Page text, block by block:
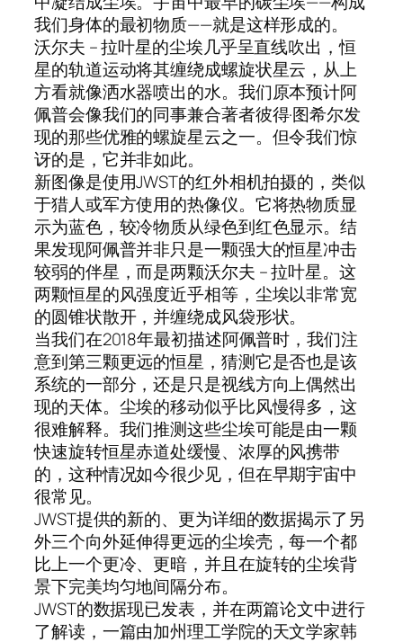
我们身体的最初物质——就是这样形成的。
沃尔夫 – 拉叶星的尘埃几乎呈直线吹出，恒
星的轨道运动将其缠绕成螺旋状星云，从上
方看就像洒水器喷出的水。我们原本预计阿
佩普会像我们的同事兼合著者彼得·图希尔发
现的那些优雅的螺旋星云之一。但令我们惊
讶的是，它并非如此。
新图像是使用JWST的红外相机拍摄的，类似
于猎人或军方使用的热像仪。它将热物质显
示为蓝色，较冷物质从绿色到红色显示。结
果发现阿佩普并非只是一颗强大的恒星冲击
较弱的伴星，而是两颗沃尔夫 – 拉叶星。这
两颗恒星的风强度近乎相等，尘埃以非常宽
的圆锥状散开，并缠绕成风袋形状。
当我们在2018年最初描述阿佩普时，我们注
意到第三颗更远的恒星，猜测它是否也是该
系统的一部分，还是只是视线方向上偶然出
现的天体。尘埃的移动似乎比风慢得多，这
很难解释。我们推测这些尘埃可能是由一颗
快速旋转恒星赤道处缓慢、浓厚的风携带
的，这种情况如今很少见，但在早期宇宙中
很常见。
JWST提供的新的、更为详细的数据揭示了另
外三个向外延伸得更远的尘埃壳，每一个都
比上一个更冷、更暗，并且在旋转的尘埃背
景下完美均匀地间隔分布。
JWST的数据现已发表，并在两篇论文中进行
了解读，一篇由加州理工学院的天文学家韩